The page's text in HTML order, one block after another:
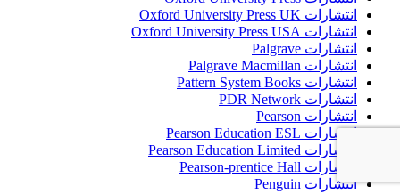
انتشارات Oxford University Press UK
انتشارات Oxford University Press USA
انتشارات Palgrave
انتشارات Palgrave Macmillan
انتشارات Pattern System Books
انتشارات PDR Network
انتشارات Pearson
انتشارات Pearson Education ESL
انتشارات Pearson Education Limited
انتشارات Pearson-prentice Hall
انتشارات Penguin